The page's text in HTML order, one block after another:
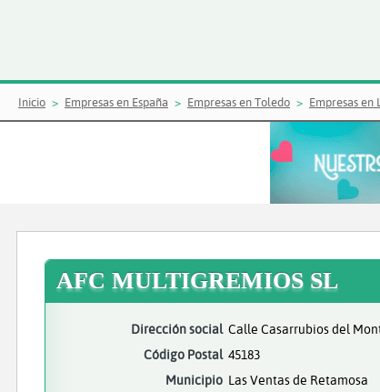
Inicio Empresas en España Empresas en Toledo Empresas en
AFC MULTIGREMIOS SL
Dirección social Calle Casarrubios del
Código Postal 45183
Municipio Las Ventas de Retamosa